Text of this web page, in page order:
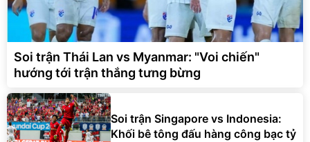
Soi trận Thái Lan vs Myanmar: "Voi chiến"
hướng tới trận thắng tưng bừng
Soi trận Singapore vs Indonesia:
Khối bê tông đấu hàng công bạc tỷ